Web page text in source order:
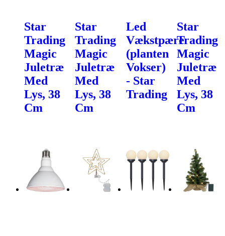
Star
Trading
Magic
Juletræ
Med
Lys, 38
Cm
Star
Trading
Magic
Juletræ
Med
Lys, 38
Cm
Led
Vækstpære
(planten
Vokser)
- Star
Trading
Star
Trading
Magic
Juletræ
Med
Lys, 38
Cm